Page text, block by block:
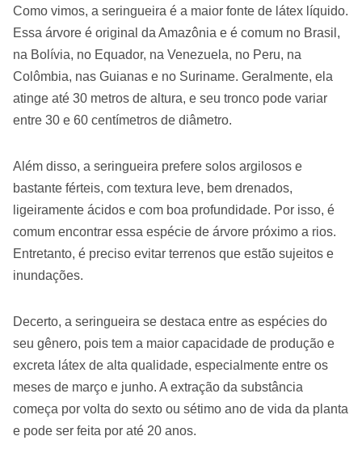
Como vimos, a seringueira é a maior fonte de látex líquido.
Essa árvore é original da Amazônia e é comum no Brasil,
na Bolívia, no Equador, na Venezuela, no Peru, na
Colômbia, nas Guianas e no Suriname. Geralmente, ela
atinge até 30 metros de altura, e seu tronco pode variar
entre 30 e 60 centímetros de diâmetro.
Além disso, a seringueira prefere solos argilosos e
bastante férteis, com textura leve, bem drenados,
ligeiramente ácidos e com boa profundidade. Por isso, é
comum encontrar essa espécie de árvore próximo a rios.
Entretanto, é preciso evitar terrenos que estão sujeitos e
inundações.
Decerto, a seringueira se destaca entre as espécies do
seu gênero, pois tem a maior capacidade de produção e
excreta látex de alta qualidade, especialmente entre os
meses de março e junho. A extração da substância
começa por volta do sexto ou sétimo ano de vida da planta
e pode ser feita por até 20 anos.